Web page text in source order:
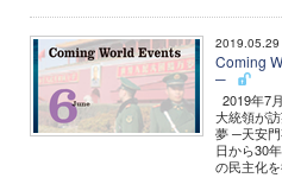
2019.05.29
Coming
─
2019年7
大統領が
夢 ─天安
日から30
の民主化